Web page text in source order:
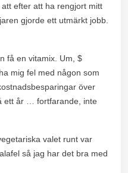
efter att ha rengjort mitt
gjorde ett utmärkt jobb.
få en vitamix. Um, $
mig fel med någon som
över
ett år … fortfarande, inte
valet runt var
så jag har det bra med